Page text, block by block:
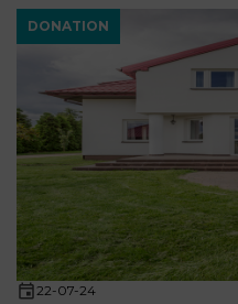
DONATION
22-07-24